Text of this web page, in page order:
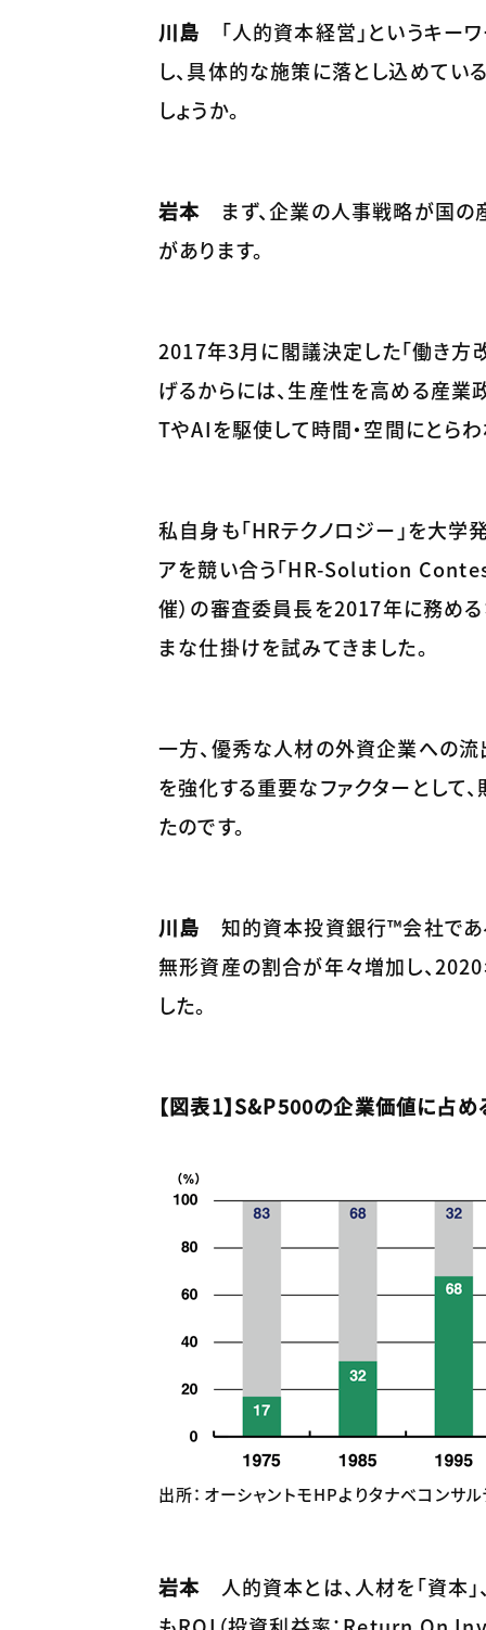
川島 「人的資本経営」というキー
し、具体的な施策に落とし込めてい
しょうか。
岩本 まず、企業の人事戦略が国の
があります。
2017年3月に閣議決定した「働き方
げるからには、生産性を高める産業
TやAIを駆使して時間・空間にとら
私自身も「HRテクノロジー」を大
アを競い合う「HR-Solution
催）の審査委員長を2017年に務める
まな仕掛けを試みてきました。
一方、優秀な人材の外資企業への
を強化する重要なファクターとして
たのです。
川島 知的資本投資銀行™会社であ
無形資産の割合が年々増加し、2020
した。
【図表1】S&P500の企業価値に占
出所：オーシャントモHPよりタナベコンサ
岩本 人的資本とは、人材を「資本